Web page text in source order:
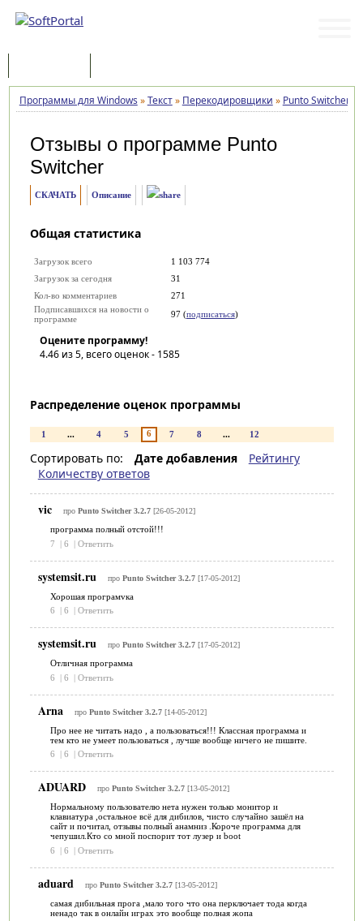
Программы для Windows »Текст» Перекодировщики » Punto Switcher
Отзывы о программе Punto
Switcher
СКАЧАТЬ Описание
Общая статистика
Загрузок всего
1 103 774
Загрузок за сегодня
31
Кол-во комментариев
271
Подписавшихся на новости о
программе
97 (подписаться)
Оцените программу!
4.46из 5, всего оценок - 1585
Распределение оценок программы
1 ... 4 5 6 7 8 ... 12
Сортировать по: Дате добавления
Рейтингу
Количеству ответов
vic про Punto Switcher 3.2.7[26-05-2012]
программа полный отстой!!!
7
| 6 | Ответить
systemsit.ru про Punto Switcher 3.2.7[17-05-2012]
Хорошая програмvка
6
| 6 | Ответить
systemsit.ru про Punto Switcher 3.2.7[17-05-2012]
Отличная программа
6
| 6 | Ответить
Arna про Punto Switcher 3.2.7[14-05-2012]
Про нее не читать надо , а пользоваться!!! Классная программа и
тем кто не умеет пользоваться , лучше вообще ничего не пишите.
6
| 6 | Ответить
ADUARD про Punto Switcher 3.2.7[13-05-2012]
Нормальному пользователю нета нужен только монитор и
клавиатура ,остальное всё для дибилов, чисто случайно зашёл на
сайт и почитал, отзывы полный анамниз .Короче программа для
чепушил.Кто со мной поспорит тот лузер и boot
6
| 6 | Ответить
aduard про Punto Switcher 3.2.7[13-05-2012]
самая дибильная прога ,мало того что она перключает тода когда
ненадо так в онлайн играх это вообще полная жопа